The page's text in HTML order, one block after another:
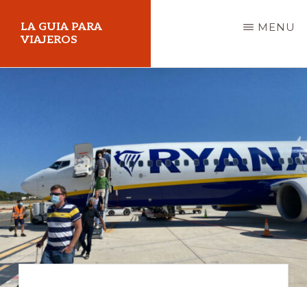
LA GUIA PARA
VIAJEROS
MENU